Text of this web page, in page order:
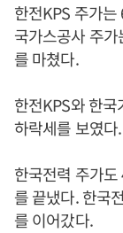
한전KPS 주가
국가스공사 주
를 마쳤다.
한전KPS와 한
하락세를 보였다.
한국전력 주가
를 끝냈다. 한국
를 이어갔다.